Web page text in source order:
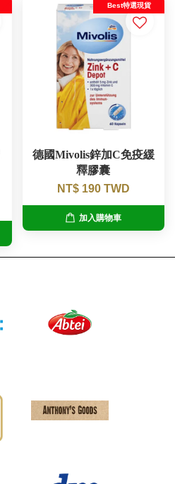
Best特選現貨
德國Mivolis鋅加C免疫緩
釋膠囊
NT$ 190 TWD
加入購物車